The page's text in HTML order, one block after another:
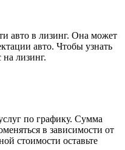
авто в лизинг. Она может
авто. Чтобы узнать
на лизинг.
по графику. Сумма
в зависимости от
стоимости оставьте